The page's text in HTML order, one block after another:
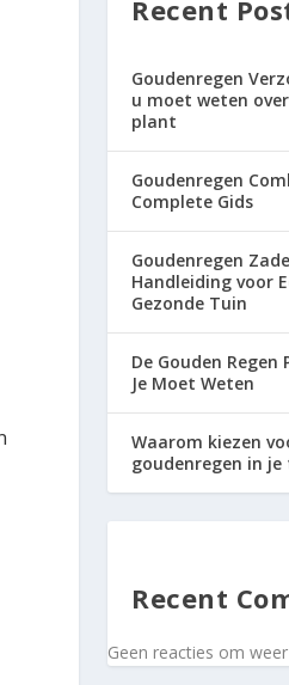
Recent
Goudenregen
u moet weten
plant
Goudenregen
Complete Gids
Goudenregen
Handleiding voor
Gezonde Tuin
De Gouden Regen
Je Moet Weten
Waarom kiezen
goudenregen in je
Recent
Geen reacties om